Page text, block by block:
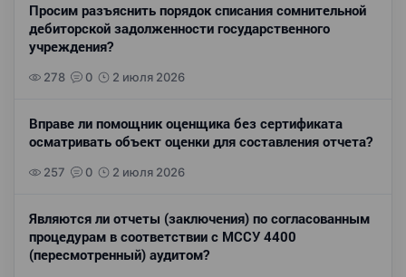
Просим разъяснить порядок списания сомнительной
дебиторской задолженности государственного
учреждения?
278 0 2 июля 2026
Вправе ли помощник оценщика без сертификата
осматривать объект оценки для составления отчета?
257 0 2 июля 2026
Являются ли отчеты (заключения) по согласованным
процедурам в соответствии с МССУ 4400
(пересмотренный) аудитом?